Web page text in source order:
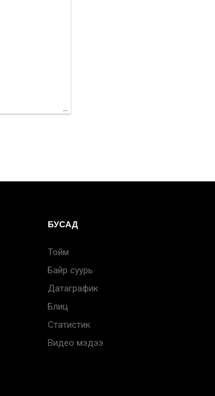
БУСАД
Тойм
Байр суурь
Датаграфик
Блиц
Статистик
Видео мэдээ